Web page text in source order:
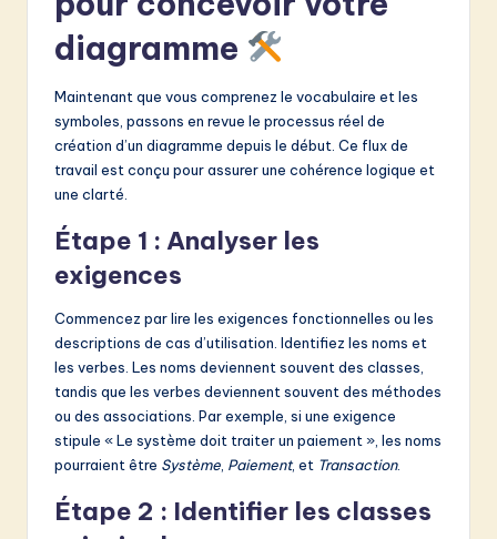
diagramme
Maintenant que vous comprenez le vocabulaire et les
symboles, passons en revue le processus réel de
création d’un diagramme depuis le début. Ce flux de
travail est conçu pour assurer une cohérence logique et
une clarté.
Étape 1 : Analyser les
exigences
Commencez par lire les exigences fonctionnelles ou les
descriptions de cas d’utilisation. Identifiez les noms et
les verbes. Les noms deviennent souvent des classes,
tandis que les verbes deviennent souvent des méthodes
ou des associations. Par exemple, si une exigence
stipule « Le système doit traiter un paiement », les noms
pourraient être Système, Paiement, et Transaction.
Étape 2 : Identifier les classes